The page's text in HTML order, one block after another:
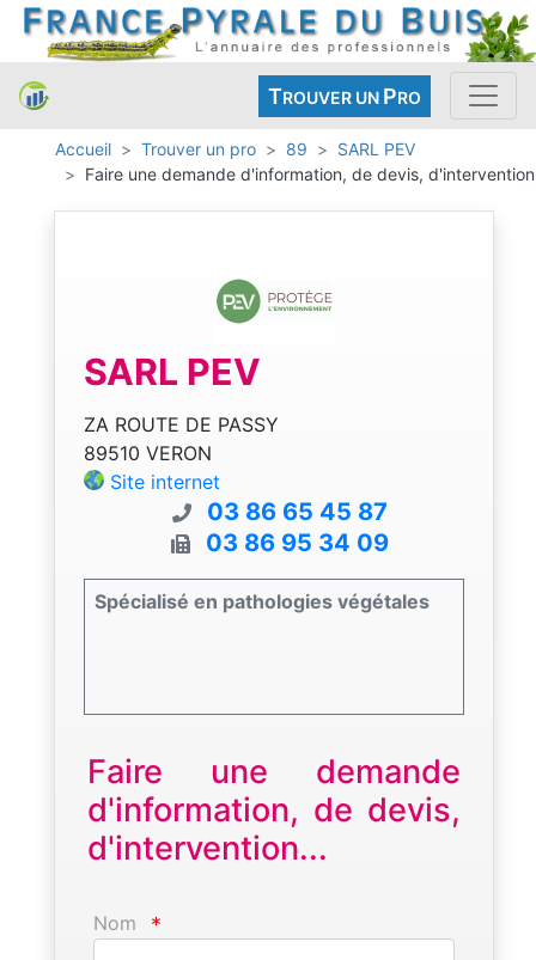
TROUVER UN PRO
Accueil Trouver un pro 89
SARL PEV
Faire une demande d'information, de devis, d'intervention
SARL PEV
ZA ROUTE DE PASSY
89510 VERON
Site internet
03 86 65 45 87
03 86 95 34 09
Spécialisé en pathologies végétales
Faire une demande
d'information, de devis,
d'intervention...
Nom *